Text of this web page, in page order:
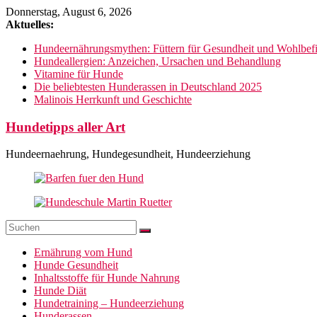
Zum
Inhalt
Donnerstag, August 6, 2026
Aktuelles:
Hundeernährungsmythen: Füttern für Gesundheit und
Hundeallergien: Anzeichen, Ursachen und Behandlung
Vitamine für Hunde
Die beliebtesten Hunderassen in Deutschland 2025
Malinois Herrkunft und Geschichte
Hundetipps aller Art
Hundeernaehrung, Hundegesundheit, Hundeerziehung
Ernährung vom Hund
Hunde Gesundheit
Inhaltsstoffe für Hunde Nahrung
Hunde Diät
Hundetraining – Hundeerziehung